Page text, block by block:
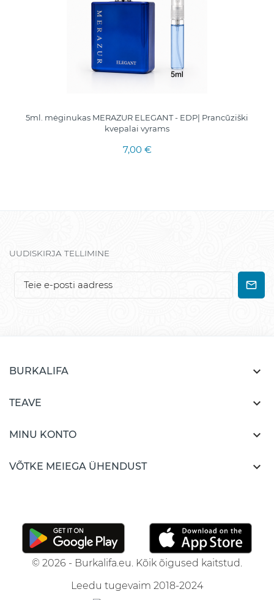
5ml. mėginukas MERAZUR ELEGANT - EDP| Prancūziški
kvepalai vyrams
7,00 €
UUDISKIRJA TELLIMINE
BURKALIFA 
TEAVE 
MINU KONTO 
VÕTKE MEIEGA ÜHENDUST 
© 2026 - Burkalifa.eu. Kõik õigused kaitstud.
Leedu tugevaim 2018-2024